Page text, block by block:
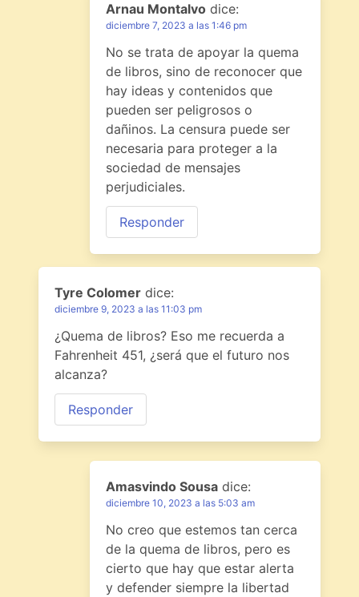
Arnau Montalvo dice:
diciembre 7, 2023 a las 1:46 pm
No se trata de apoyar la quema
de libros, sino de reconocer que
hay ideas y contenidos que
pueden ser peligrosos o
dañinos. La censura puede ser
necesaria para proteger a la
sociedad de mensajes
perjudiciales.
Responder
Tyre Colomer dice:
diciembre 9, 2023 a las 11:03 pm
¿Quema de libros? Eso me recuerda a
Fahrenheit 451, ¿será que el futuro nos
alcanza?
Responder
Amasvindo Sousa dice:
diciembre 10, 2023 a las 5:03 am
No creo que estemos tan cerca
de la quema de libros, pero es
cierto que hay que estar alerta
y defender siempre la libertad